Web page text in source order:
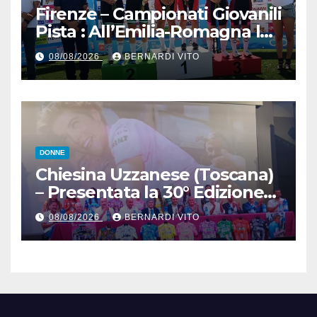
Firenze – Campionati Giovanili
Pista : All’Emilia-Romagna la
Maglia Tricolore Madison
“Donne Allieve”
08/08/2026 BERNARDI VITO
DONNE
Chiesina Uzzanese (Toscana)
– Presentata la 30° Edizione
del Giro della Toscana
Femminile : Si disputerà dal
27 al 30 Agosto 2026
08/08/2026 BERNARDI VITO